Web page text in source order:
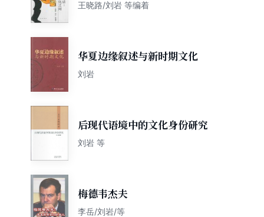
王晓路/刘岩 等编着
华夏边缘叙述与新时期文化
刘岩
后现代语境中的文化身份研究
刘岩 等
梅德韦杰夫
李岳/刘岩/等